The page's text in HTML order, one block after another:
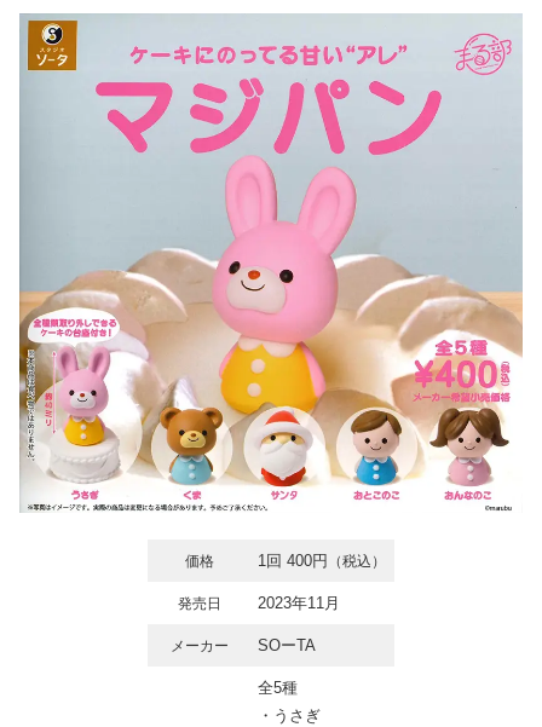
価格 1回 400円 （税込）
発売日 2023年11月
メーカー SOーTA
全5種
・うさぎ